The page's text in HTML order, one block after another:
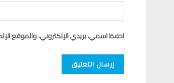
احفظ اسمي، بريدي الإلكتروني، والموقع